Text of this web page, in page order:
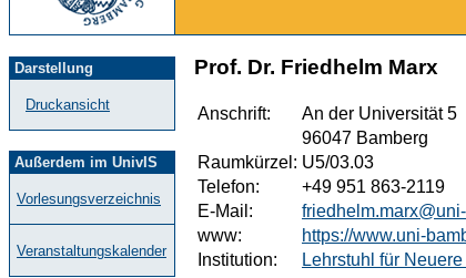
Darstellung
Druckansicht
Außerdem im UnivIS
Vorlesungsverzeichnis
Veranstaltungskalender
Prof. Dr. Friedhelm Marx
Anschrift:
An der Universität 5
96047 Bamberg
Raumkürzel: U5/03.03
Telefon:
+49 951 863-2119
E-Mail:
www:
https://www.uni-
Institution:
Lehrstuhl für